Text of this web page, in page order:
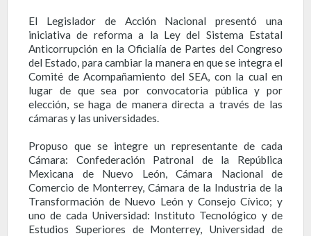
El Legislador de Acción Nacional presentó una
iniciativa de reforma a la Ley del Sistema Estatal
Anticorrupción en la Oficialía de Partes del Congreso
del Estado, para cambiar la manera en que se integra el
Comité de Acompañamiento del SEA, con la cual en
lugar de que sea por convocatoria pública y por
elección, se haga de manera directa a través de las
cámaras y las universidades.
Propuso que se integre un representante de cada
Cámara: Confederación Patronal de la República
Mexicana de Nuevo León, Cámara Nacional de
Comercio de Monterrey, Cámara de la Industria de la
Transformación de Nuevo León y Consejo Cívico; y
uno de cada Universidad: Instituto Tecnológico y de
Estudios Superiores de Monterrey, Universidad de